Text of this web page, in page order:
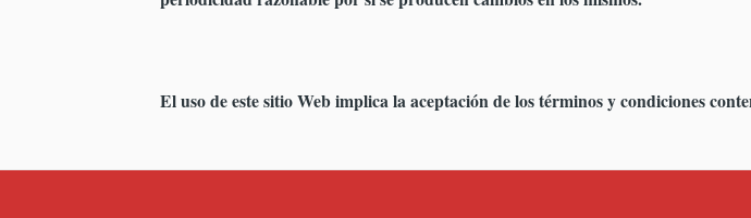
El uso de este sitio Web implica la aceptación de los términos y condiciones